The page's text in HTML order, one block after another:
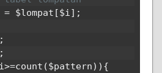
= $lompat [$i ];
>=count ($pattern)){